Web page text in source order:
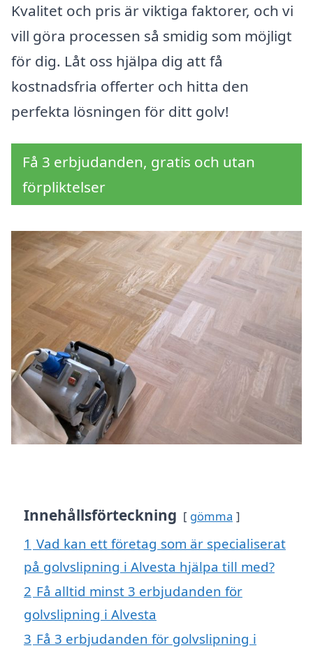
Kvalitet och pris är viktiga faktorer, och vi
vill göra processen så smidig som möjligt
för dig. Låt oss hjälpa dig att få
kostnadsfria offerter och hitta den
perfekta lösningen för ditt golv!
Få 3 erbjudanden, gratis och utan
förpliktelser
Innehållsförteckning gömma
1 Vad kan ett företag som är specialiserat
på golvslipning i Alvesta hjälpa till med?
2 Få alltid minst 3 erbjudanden för
golvslipning i Alvesta
3 Få 3 erbjudanden för golvslipning i